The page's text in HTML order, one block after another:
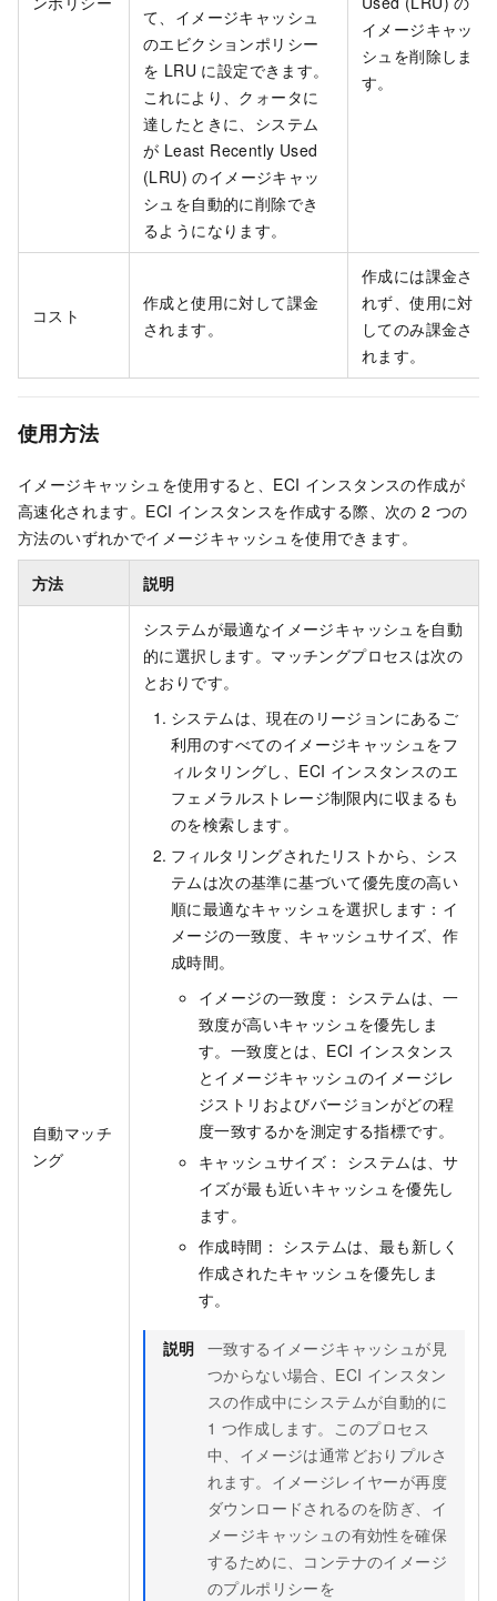
て、イメージキャッシュ
のエビクションポリシー
を LRU に設定できます。
これにより、クォータに
達したときに、システム
が Least Recently Used
(LRU) のイメージキャッ
シュを自動的に削除でき
るようになります。
イメージキャッ
シュを削除しま
す。
コスト
作成と使用に対して課金
されます。
作成には課金さ
れず、使用に対
してのみ課金さ
れます。
使用方法
イメージキャッシュを使用すると、ECI インスタンスの作成が
高速化されます。ECI インスタンスを作成する際、次の 2 つの
方法のいずれかでイメージキャッシュを使用できます。
方法 説明
自動マッチ
ング
システムが最適なイメージキャッシュを自動
的に選択します。マッチングプロセスは次の
とおりです。
システムは、現在のリージョンにあるご
利用のすべてのイメージキャッシュをフ
ィルタリングし、ECI インスタンスのエ
フェメラルストレージ制限内に収まるも
のを検索します。
フィルタリングされたリストから、シス
テムは次の基準に基づいて優先度の高い
順に最適なキャッシュを選択します：イ
メージの一致度、キャッシュサイズ、作
成時間。
イメージの一致度： システムは、一
致度が高いキャッシュを優先しま
す。一致度とは、ECI インスタンス
とイメージキャッシュのイメージレ
ジストリおよびバージョンがどの程
度一致するかを測定する指標です。
キャッシュサイズ： システムは、サ
イズが最も近いキャッシュを優先し
ます。
作成時間： システムは、最も新しく
作成されたキャッシュを優先しま
す。
説明 一致するイメージキャッシュが見
つからない場合、ECI インスタン
スの作成中にシステムが自動的に
1 つ作成します。このプロセス
中、イメージは通常どおりプルさ
れます。イメージレイヤーが再度
ダウンロードされるのを防ぎ、イ
メージキャッシュの有効性を確保
するために、コンテナのイメージ
のプルポリシーを